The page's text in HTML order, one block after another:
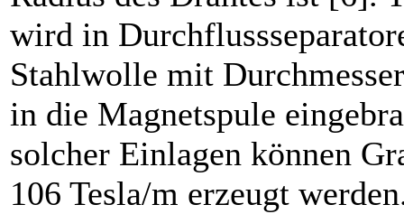
wird in
Stahlwolle mit
in die ­Magnetspule
solcher Einlagen können
106 Tesla/m erzeugt